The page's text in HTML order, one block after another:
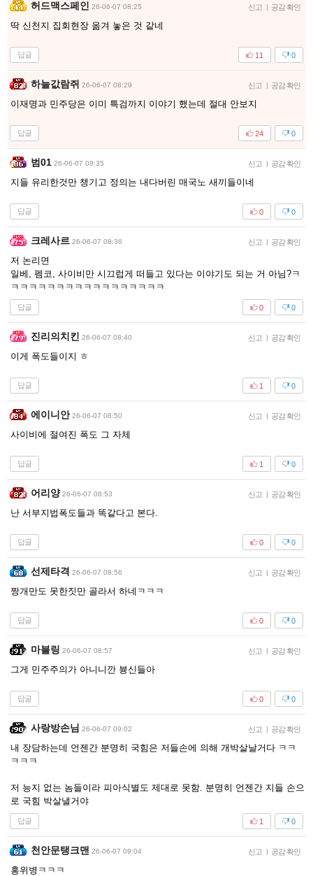
허드맥스페인 26-06-07 08:25 신고 | 공감 확인
딱 신천지 집회현장 옮겨 놓은 것 같네
답글 0
11
하늘값람쥐 26-06-07 08:29 신고 | 공감 확인
이재명과 민주당은 이미 특검까지 이야기 했는데 절대 안보지
답글 0
24
범01 26-06-07 08:35 신고 | 공감 확인
지들 유리한것만 챙기고 정의는 내다버린 매국노 새끼들이네
답글 0
0
크레사르 26-06-07 08:36 신고 | 공감 확인
저 논리면
일베, 펨코, 사이비만 시끄럽게 떠들고 있다는 이야기도 되는 거 아님?ㅋ
ㅋㅋㅋㅋㅋㅋㅋㅋㅋㅋㅋㅋㅋㅋㅋㅋㅋ
답글 0
0
진리의치킨 26-06-07 08:40 신고 | 공감 확인
이게 폭도들이지 ㅎ
답글 0
1
에이니안 26-06-07 08:50 신고 | 공감 확인
사이비에 절여진 폭도 그 자체
답글 0
1
어리양 26-06-07 08:53 신고 | 공감 확인
난 서부지법폭도들과 똑같다고 본다.
답글 0
0
선제타격 26-06-07 08:56 신고 | 공감 확인
짱개만도 못한짓만 골라서 하네ㅋㅋㅋ
답글 0
0
마블링 26-06-07 08:57 신고 | 공감 확인
그게 민주주의가 아니니깐 븅신들아
답글 0
0
사랑방손님 26-06-07 09:02 신고 | 공감 확인
내 장담하는데 언젠간 분명히 국힘은 저들손에 의해 개박살날거다 ㅋㅋ
ㅋㅋㅋ
저 능지 없는 놈들이라 피아식별도 제대로 못함. 분명히 언젠간 지들 손으
로 국힘 박살낼거야
답글 0
1
천안문탱크맨 26-06-07 09:04 신고 | 공감 확인
홍위병ㅋㅋㅋ